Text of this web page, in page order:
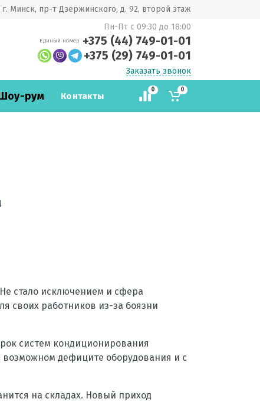
г. Минск, пр-т Дзержинского, д. 92, второй этаж
Пн-Пт с 09:30 до 18:00
Единый номер +375 (44) 749-01-01
+375 (29) 749-01-01
Заказать звонок
рум Контакты
0 0
стало исключением и сфера
своих работников из-за боязни
систем кондиционирования
возможном дефиците оборудования и с
на складах. Новый приход